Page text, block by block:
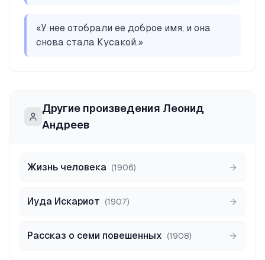
«У нее отобрали ее доброе имя, и она
снова стала Кусакой.»
Другие произведения Леонид
Андреев
Жизнь человека (1906)
Иуда Искариот (1907)
Рассказ о семи повешенных (1908)